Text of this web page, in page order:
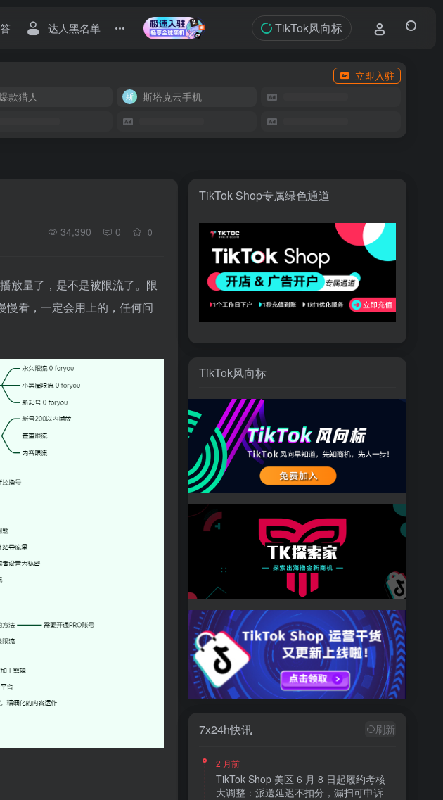
达人黑名单 TikTok风向标
立即入驻
款猎人 斯塔克云手机
34,390 0 0
放量了，是不是被限流了。限
慢看，一定会用上的，任何问
TikTok Shop专属绿色通道
TikTok风向标
7x24h快讯 刷新
2 月前
TikTok Shop 美区 6 月 8 日起履约考核
大调整：派送延迟不扣分，漏扫可申诉